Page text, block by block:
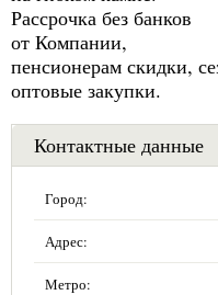
Рассрочка без банков
от Компании,
пенсионерам скидки,
оптовые закупки.
Контактные данные
Город:
Адрес:
Метро: